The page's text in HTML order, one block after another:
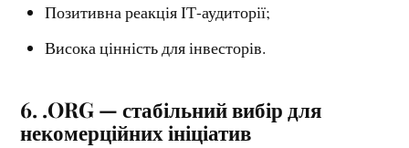
Позитивна реакція ІТ-аудиторії;
Висока цінність для інвесторів.
6. .ORG — стабільний вибір для
некомерційних ініціатив